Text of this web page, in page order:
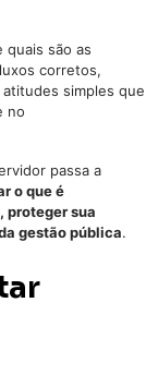
quais são as
corretos,
simples que
no
passa a
o que é
proteger sua
gestão pública.